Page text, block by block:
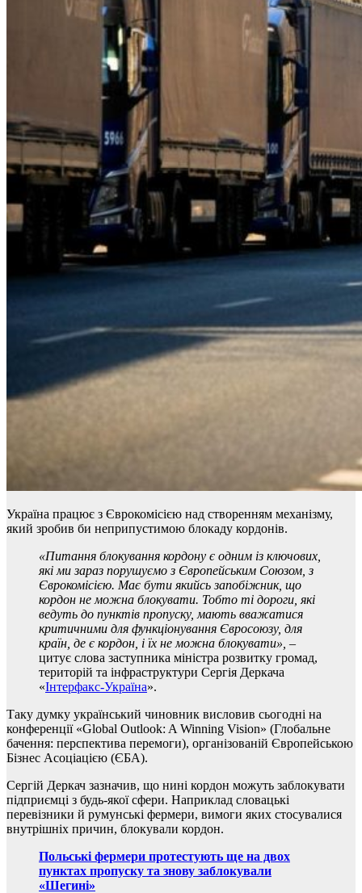
Україна працює з Єврокомісією над створенням механізму,
який зробив би неприпустимою блокаду кордонів.
«Питання блокування кордону є одним із ключових,
які ми зараз порушуємо з Європейським Союзом, з
Єврокомісією. Має бути якийсь запобіжник, що
кордон не можна блокувати. Тобто ті дороги, які
ведуть до пунктів пропуску, мають вважатися
критичними для функціонування Євросоюзу, для
країн, де є кордон, і їх не можна блокувати», –
цитує слова заступника міністра розвитку громад,
територій та інфраструктури Сергія Деркача
«Інтерфакс-Україна».
Таку думку український чиновник висловив сьогодні на
конференції «Global Outlook: A Winning Vision» (Глобальне
бачення: перспектива перемоги), організованій Європейською
Бізнес Асоціацією (ЄБА).
Сергій Деркач зазначив, що нині кордон можуть заблокувати
підприємці з будь-якої сфери. Наприклад словацькі
перевізники й румунські фермери, вимоги яких стосувалися
внутрішніх причин, блокували кордон.
Польські фермери протестують ще на двох
пунктах пропуску та знову заблокували
«Шегині»